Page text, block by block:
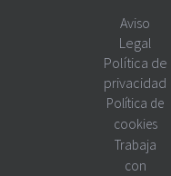
Aviso
Legal
Política de
privacidad
Política de
cookies
Trabaja
con